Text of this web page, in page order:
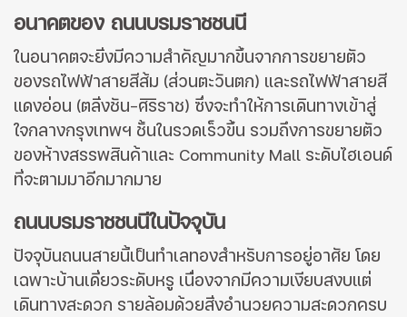
อนาคตของ ถนนบรมราชชนนี
ในอนาคตจะยิ่งมีความสำคัญมากขึ้นจากการขยายตัว
ของรถไฟฟ้าสายสีส้ม (ส่วนตะวันตก) และรถไฟฟ้าสายสี
แดงอ่อน (ตลิ่งชัน-ศิริราช) ซึ่งจะทำให้การเดินทางเข้าสู่
ใจกลางกรุงเทพฯ ชั้นในรวดเร็วขึ้น รวมถึงการขยายตัว
ของห้างสรรพสินค้าและ Community Mall ระดับไฮเอนด์
ที่จะตามมาอีกมากมาย
ถนนบรมราชชนนีในปัจจุบัน
ปัจจุบันถนนสายนี้เป็นทำเลทองสำหรับการอยู่อาศัย โดย
เฉพาะบ้านเดี่ยวระดับหรู เนื่องจากมีความเงียบสงบแต่
เดินทางสะดวก รายล้อมด้วยสิ่งอำนวยความสะดวกครบ